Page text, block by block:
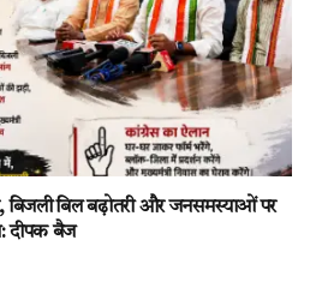
बिल बढ़ोतरी और जनसमस्याओं पर
दीपक बैज